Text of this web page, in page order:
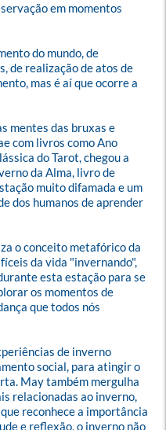
em momentos
do mundo, de
de realização de atos de
mas é aí que ocorre a
mentes das bruxas e
com livros como Ano
do Tarot, chegou a
da Alma, livro de
muito difamada e um
dos humanos de aprender
o conceito metafórico da
da vida "invernando",
esta estação para se
os momentos de
que todos nós
de inverno
social, para atingir o
May também mergulha
relacionadas ao inverno,
reconhece a importância
e reflexão, o inverno não